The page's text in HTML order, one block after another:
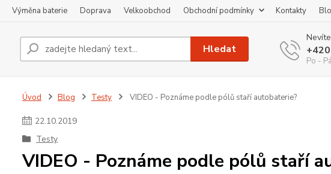
Výměna baterie Doprava Velkoobchod Obchodní podmínky Kontakty
Hledat
Po -
Úvod Blog Testy VIDEO - Poznáme podle pólů staří autobaterie?
22.10.2019
Testy
VIDEO - Poznáme podle pólů staří